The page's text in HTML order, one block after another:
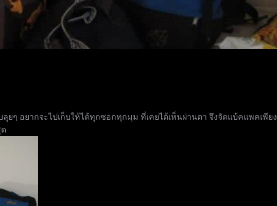
ยๆ อยากจะไปเก็บให้ได้ทุกซอกทุกมุม ที่เคยได้เห็นผ่านตา จึงจัดแบ้คแพคเพียง